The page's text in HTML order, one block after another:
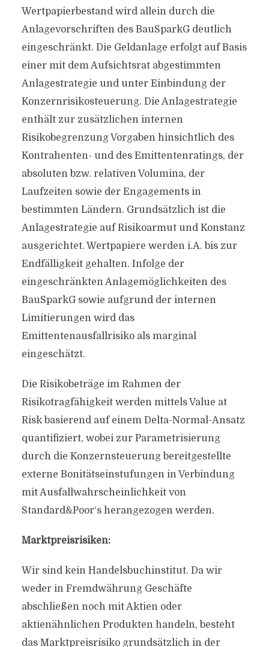
Wertpapierbestand wird allein durch die
Anlagevorschriften des BauSparkG deutlich
eingeschränkt. Die Geldanlage erfolgt auf Basis
einer mit dem Aufsichtsrat abgestimmten
Anlagestrategie und unter Einbindung der
Konzernrisikosteuerung. Die Anlagestrategie
enthält zur zusätzlichen internen
Risikobegrenzung Vorgaben hinsichtlich des
Kontrahenten- und des Emittentenratings, der
absoluten bzw. relativen Volumina, der
Laufzeiten sowie der Engagements in
bestimmten Ländern. Grundsätzlich ist die
Anlagestrategie auf Risikoarmut und Konstanz
ausgerichtet. Wertpapiere werden i.A. bis zur
Endfälligkeit gehalten. Infolge der
eingeschränkten Anlagemöglichkeiten des
BauSparkG sowie aufgrund der internen
Limitierungen wird das
Emittentenausfallrisiko als marginal
eingeschätzt.
Die Risikobeträge im Rahmen der
Risikotragfähigkeit werden mittels Value at
Risk basierend auf einem Delta-Normal-Ansatz
quantifiziert, wobei zur Parametrisierung
durch die Konzernsteuerung bereitgestellte
externe Bonitätseinstufungen in Verbindung
mit Ausfallwahrscheinlichkeit von
Standard&Poor‘s herangezogen werden.
Marktpreisrisiken:
Wir sind kein Handelsbuchinstitut. Da wir
weder in Fremdwährung Geschäfte
abschließen noch mit Aktien oder
aktienähnlichen Produkten handeln, besteht
das Marktpreisrisiko grundsätzlich in der